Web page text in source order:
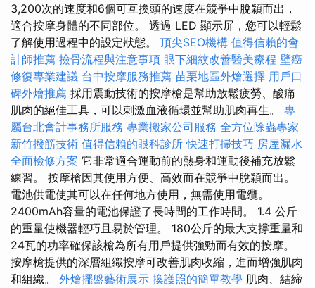
3,200次的速度和6個可互換頭的速度在競爭中脫穎而出，
適合按摩身體的不同部位。 透過 LED 顯示屏，您可以輕鬆
了解使用過程中的設定狀態。 頂尖SEO機構 值得信賴的會
計師推薦 撿骨流程與注意事項 眼下細紋改善醫美療程 壁癌
修復專業建議 台中按摩服務推薦 苗栗地區外燴選擇 用戶口
碑外燴推薦 採用震動技術的按摩槍是幫助放鬆疲勞、酸痛
肌肉的絕佳工具，可以刺激血液循環並幫助肌肉再生。 專
屬台北會計事務所服務 專業搬家公司服務 全方位除蟲專家
新竹撥筋技術 值得信賴的眼科診所 快速打掃技巧 房屋漏水
全面檢修方案 它非常適合運動前的熱身和運動後補充放鬆
練習。 按摩槍因其使用方便、高效而在競爭中脫穎而出。
電池供電使其可以在任何地方使用，無需使用電纜。
2400mAh容量的電池保證了長時間的工作時間。 1.4 公斤
的重量使機器輕巧且易於管理。 180公斤的最大支撐重量和
24瓦的功率確保該槍為所有用戶提供強勁而有效的按摩。
按摩槍提供的深層組織按摩可改善肌肉收縮，進而增強肌肉
和組織。 外燴擺盤藝術展示 換護照的簡單教學 肌肉、結締